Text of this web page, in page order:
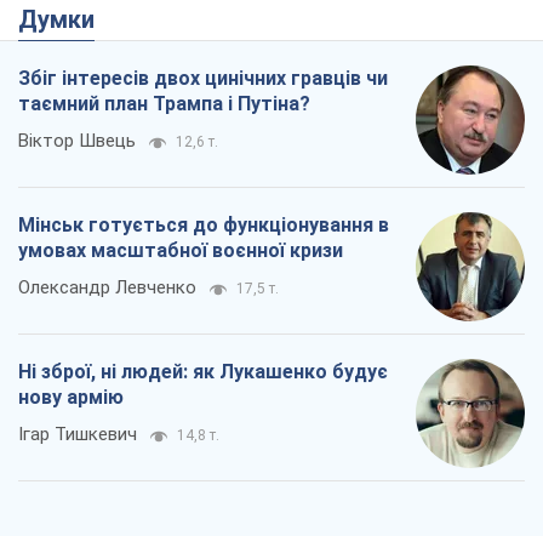
Думки
Збіг інтересів двох цинічних гравців чи
таємний план Трампа і Путіна?
Віктор Швець 12,6 т.
Мінськ готується до функціонування в
умовах масштабної воєнної кризи
Олександр Левченко 17,5 т.
Ні зброї, ні людей: як Лукашенко будує
нову армію
Ігар Тишкевич 14,8 т.